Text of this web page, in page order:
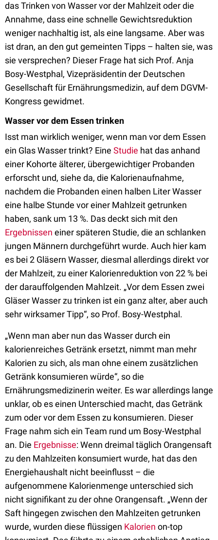
das Trinken von Wasser vor der Mahlzeit oder die
Annahme, dass eine schnelle Gewichtsreduktion
weniger nachhaltig ist, als eine langsame. Aber was
ist dran, an den gut gemeinten Tipps – halten sie, was
sie versprechen? Dieser Frage hat sich Prof. Anja
Bosy-Westphal, Vizepräsidentin der Deutschen
Gesellschaft für Ernährungsmedizin, auf dem DGVM-
Kongress gewidmet.
Wasser vor dem Essen trinken
Isst man wirklich weniger, wenn man vor dem Essen
ein Glas Wasser trinkt? Eine Studie hat das anhand
einer Kohorte älterer, übergewichtiger Probanden
erforscht und, siehe da, die Kalorienaufnahme,
nachdem die Probanden einen halben Liter Wasser
eine halbe Stunde vor einer Mahlzeit getrunken
haben, sank um 13 %. Das deckt sich mit den
Ergebnissen einer späteren Studie, die an schlanken
jungen Männern durchgeführt wurde. Auch hier kam
es bei 2 Gläsern Wasser, diesmal allerdings direkt vor
der Mahlzeit, zu einer Kalorienreduktion von 22 % bei
der darauffolgenden Mahlzeit. „Vor dem Essen zwei
Gläser Wasser zu trinken ist ein ganz alter, aber auch
sehr wirksamer Tipp“, so Prof. Bosy-Westphal.
„Wenn man aber nun das Wasser durch ein
kalorienreiches Getränk ersetzt, nimmt man mehr
Kalorien zu sich, als man ohne einem zusätzlichen
Getränk konsumieren würde“, so die
Ernährungsmedizinerin weiter. Es war allerdings lange
unklar, ob es einen Unterschied macht, das Getränk
zum oder vor dem Essen zu konsumieren. Dieser
Frage nahm sich ein Team rund um Bosy-Westphal
an. Die Ergebnisse: Wenn dreimal täglich Orangensaft
zu den Mahlzeiten konsumiert wurde, hat das den
Energiehaushalt nicht beeinflusst – die
aufgenommene Kalorienmenge unterschied sich
nicht signifikant zu der ohne Orangensaft. „Wenn der
Saft hingegen zwischen den Mahlzeiten getrunken
wurde, wurden diese flüssigen Kalorien on-top